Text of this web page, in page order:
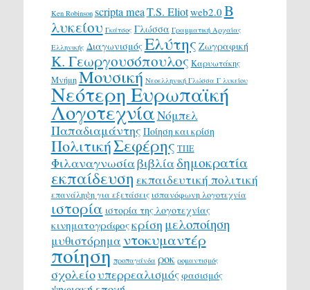
Ken Robinson scripta meaT.S. Eliotweb2.0 Β
λυκείου Γκάτσος Γλώσσα Γραμματική Αρχαίας
Ελληνικής ΔιαγωνισμόςΕλύτης Ζωγραφική
Κ. Γεωργουσόπουλος Καρυωτάκης
ΜνήμηΜουσική Νεοελληνική Γλώσσα Γ λυκείου
Νεότερη Ευρωπαϊκή
ΛογοτεχνίαΝόμπελ
Παπαδιαμάντης Ποίηση και κρίση
ΠολιτικήΣεφέρης ΤΠΕ
Φιλαναγνωσίαβιβλίαδημοκρατία
εκπαίδευση εκπαιδευτική πολιτική
επανάληψη για εξετάσεις ισπανόφωνη λογοτεχνία
ιστορία ιστορία της λογοτεχνίας
κινηματογράφοςκρίση μελοποίηση
μυθιστόρημα ντοκυμαντέρ
ποίηση προπαγάνδα ροκ ρομαντισμός
σχολείουπερρεαλισμόςφασισμός